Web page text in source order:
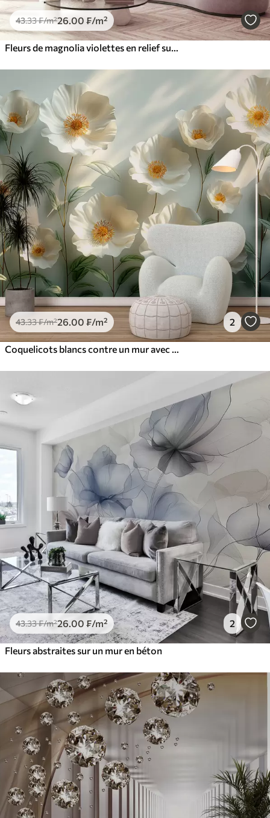
43.33₣/m²26.00 ₣/m²
43.33₣/m²26 .00 ₣/m² 2
43.33₣/m²26 .00 ₣/m² 2
Fleurs abstraites sur un mur en béton